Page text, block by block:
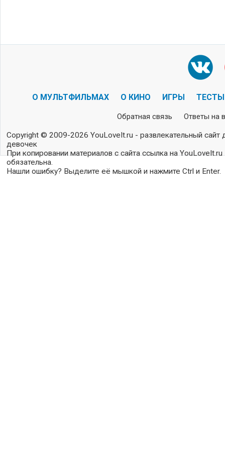
О МУЛЬТФИЛЬМАХ О КИНО ИГРЫ ТЕСТЫ
Обратная связь Ответы на
Copyright © 2009-2026 YouLoveIt.ru - развлекательный сайт
девочек
При копировании материалов с сайта ссылка на YouLoveIt.ru
обязательна.
Нашли ошибку? Выделите её мышкой и нажмите Ctrl и Enter.